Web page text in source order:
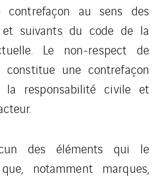
contrefaçon au sens des
suivants du code de la
Le non-respect de
une contrefaçon
la responsabilité civile et
des éléments qui le
notamment marques,